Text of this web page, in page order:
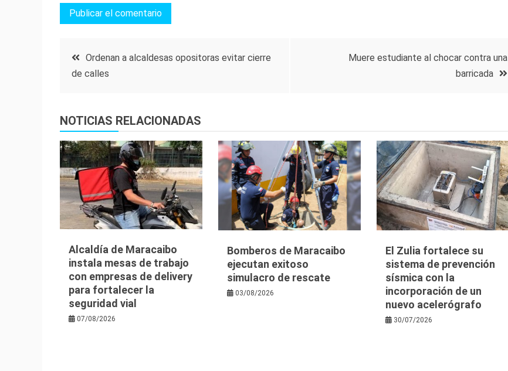
Navegación
entradas
Ordenan a alcaldesas opositoras evitar cierre
de calles
Muere estudiante al chocar contra una
barricada
NOTICIAS RELACIONADAS
Alcaldía de Maracaibo
instala mesas de trabajo
con empresas de delivery
para fortalecer la
seguridad vial
07/08/2026
Bomberos de Maracaibo
ejecutan exitoso
simulacro de rescate
03/08/2026
El Zulia fortalece su
sistema de prevención
sísmica con la
incorporación de un
nuevo acelerógrafo
30/07/2026